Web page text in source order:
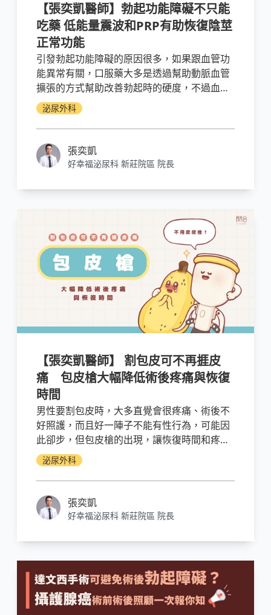
【張奕凱醫師】勃起功能障礙不只能
吃藥 低能量震波和PRP有助恢復陰莖
正常功能
引發勃起功能障礙的原因很多，如果跟血管功
能異常有關，口服藥大多是透過幫助動脈血管
擴張的方式幫助改善勃起時的硬度，不過血管
問題還是存在，這時不妨選擇低能量震波搭配
PRP注射。
泌尿外科
張奕凱
好幸福泌尿科 新莊院區 院長
【張奕凱醫師】 割包皮可不再捱皮
痛 包皮槍大幅降低術後疼痛與恢復
時間
男性要割包皮時，大多直覺會很疼痛、術後不
好照護，而且好一陣子不能有性行為，可能因
此卻步，但包皮槍的出現，讓恢復時間和疼痛
感都下降不少，術後的舒適感也大幅提升。
泌尿外科
張奕凱
好幸福泌尿科 新莊院區 院長